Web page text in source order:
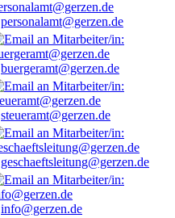
personalamt@gerzen.de
buergeramt@gerzen.de
steueramt@gerzen.de
geschaeftsleitung@gerzen.de
info@gerzen.de